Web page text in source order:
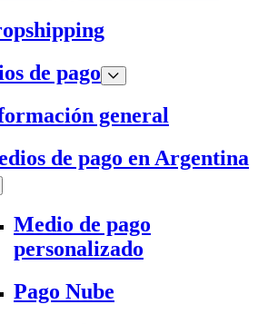
de pago
general
de pago en Argentina
Medio de pago
personalizado
Pago Nube